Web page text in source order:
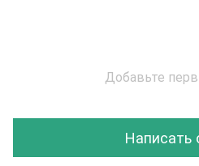
Добавьте
Написать